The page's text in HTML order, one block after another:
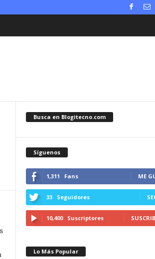
Busca en Blogitecno.com
Síguenos
1,311 Fans ME
33 Seguidores
10,400 Suscriptores
Lo Más Popular